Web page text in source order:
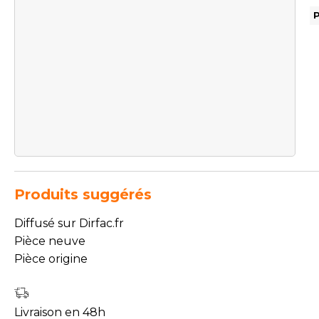
Produits suggérés
Diffusé sur Dirfac.fr
Pièce neuve
Pièce origine
Livraison en 48h